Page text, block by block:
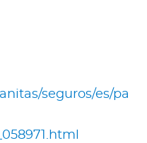
seguros/es/pa